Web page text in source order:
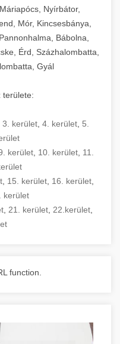
Nyírbátor,
Mór, Kincsesbánya,
Bábolna,
Érd, Százhalombatta,
Gyál
területe:
3. kerület 4. kerület 5.
kerület, 10. kerület, 11.
15. kerület 16. kerület
kerület
21. kerület 22.kerület
function.